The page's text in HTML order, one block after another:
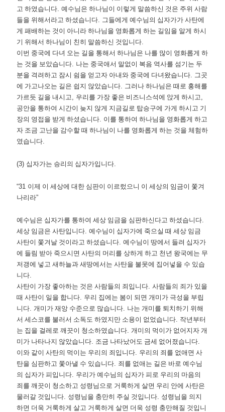
고 하였습니다.예수님은 하나님이 이렇게 말씀하신 것은 주위 사람
들을 위해서라고 하셨습니다. 그들에게 예수님의 십자가가 사탄에
게 패배하는 것이 아니라 하나님을 영화롭게 하는 길임을 알게 하시
기 위해서 하나님이 친히 말씀하신 것입니다.
이번 중국에 다녀 오는 길을 통해서 하나님은 나를 많이 영화롭게 하
는 것을 보았습니다. 나는 중국애서 말없이 복음 역사를 섬기는 두
분을 격려하고 잠시 쉼을 얻고자 아내와 중국에 다녀왔습니다. 그곳
에 가고나오는 길은 쉽지 않았습니다. 그러나 하나님은 때로 홍해를
가르듯 길을 내시고, 우리를 가장 좋은 비즈니스석에 앉게 하시고,
공안을 통하여 시간이 늦지 않게 지금길로 탑승구에 가게 하시고 기
장의 영접을 받게 하셨습니다. 이를 통하여 하나님을 영화롭게 하고
자 조금 고난을 감수할 때 하나님이 나를 영화롭게 하는 것을 체험하
였습니다.
(3) 십자가는 승리의 십자가입니다.
“31 이제 이 세상에 대한 심판이 이르렀으니 이 세상의 임금이 쫓겨
나리라”
예수님은 십자가를 통하여 세상 임금을 심판하신다고 하셨습니다.
세상 임금은 사탄입니다.예수님이 십자가에 죽으실 때 세상 임금
사탄이 쫓겨날 것이라고 하셨습니다.예수님이 땅에서 들려 십자가
에 들림 받아 죽으시면 사탄의 머리를 상하게 하고 천년 왕국에는 무
저갱에 넣고 새하늘과 새땅에서는 사탄을 불못에 집어넣을 수 있습
니다.
사탄이 가장 좋아하는 것은 사람들의 죄입니다.사람들의 죄가 있을
때 사탄이 일을 합니다. 우리 집에는 봄이 되면 개미가 극성을 부립
니다.개미가 재앙 수준으로 많습니다. 나는 개미를 퇴치하기 위해
서 세스코를 불러서 소독도 하였지만 소용이 없었습니다. 작년부터
는 집을 걸레로 깨끗이 청소하였습니다.개미의 먹이가 없어지자 개
미가 나타나지 않았습니다. 조금 나타났어도 금세 없어졌습니다.
이와 같이 사탄의 먹이는 우리의 죄입니다. 우리의 죄를 없애면 사
탄을 심판하고 쫓아낼 수 있습니다. 죄를 없애는 길은 바로 예수님
의 십자가 피입니다. 우리가 예수님의 십자가 피로 우리의 마음의
죄를 깨끗이 청소하고 성령님으로 거룩하게 살면 우리 안에 사탄은
물러갈 것입니다. 성령님을 충만히 주실 것입니다. 성령님을 의지
하면 더욱 거룩하게 살고 거룩하게 살면 더욱 성령 충만해질 것입니